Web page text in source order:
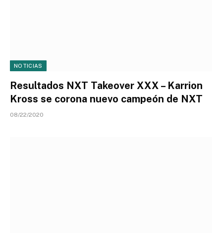
NOTICIAS
Resultados NXT Takeover XXX – Karrion
Kross se corona nuevo campeón de NXT
08/22/2020